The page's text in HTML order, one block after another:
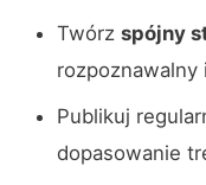
Twórz spójny
rozpoznawalny
Publikuj
dopasowanie